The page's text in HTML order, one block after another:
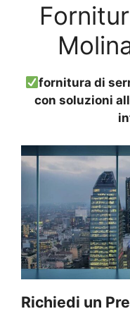
fornitura di
con soluzioni
Richiedi un